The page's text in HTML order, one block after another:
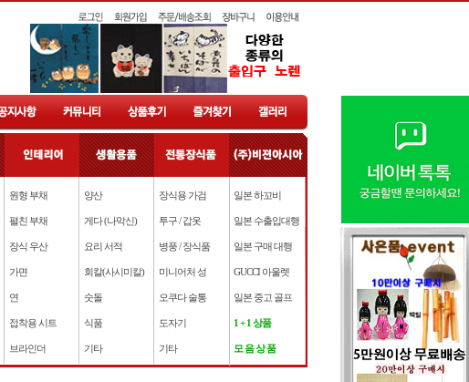
원형 부채
펼친 부채
장식 우산
가면
연
접착용 시트
브라인더
양산
게다 (나막신)
요리 서적
회칼(사시미칼)
숫돌
식품
기타
장식용 가검
투구 / 갑옷
병풍 / 장식품
미니어처 성
오쿠다 술통
도자기
기타
일본 하꼬비
일본 수출입대행
일본 구매 대행
GUCCI 아울렛
일본 중고 골프
1 + 1 상품
모 음 상 품